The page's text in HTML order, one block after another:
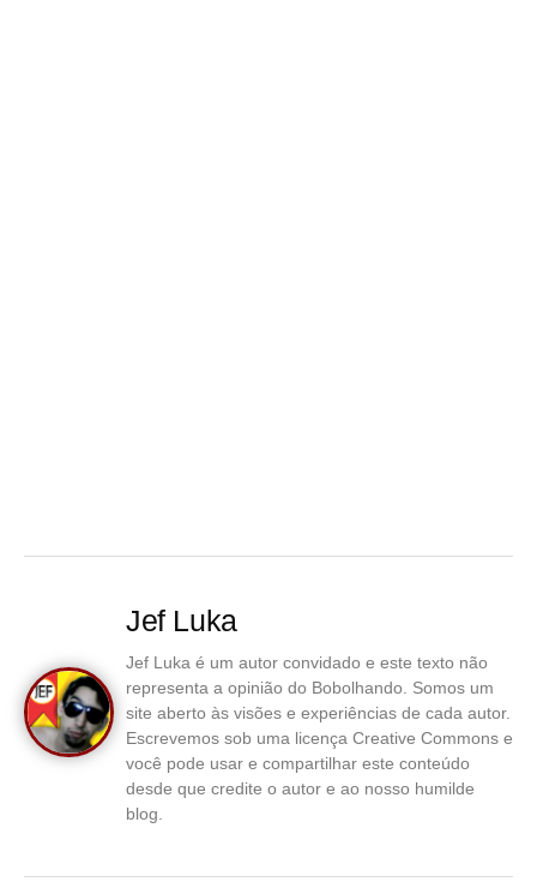
Jef Luka
Jef Luka é um autor convidado e este texto não
representa a opinião do Bobolhando. Somos um
site aberto às visões e experiências de cada autor.
Escrevemos sob uma licença Creative Commons e
você pode usar e compartilhar este conteúdo
desde que credite o autor e ao nosso humilde
blog.